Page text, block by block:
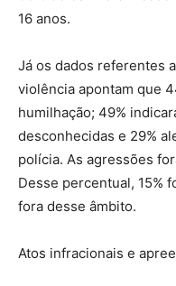
16 anos.
Já os dados referentes
violência apontam que
humilhação; 49%
desconhecidas e 29%
polícia. As agressões
Desse percentual, 15%
fora desse âmbito.
Atos infracionais e